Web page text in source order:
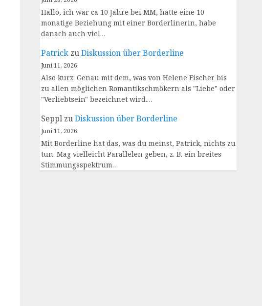
Hallo, ich war ca 10 Jahre bei MM, hatte eine 10
monatige Beziehung mit einer Borderlinerin, habe
danach auch viel…
PatrickzuDiskussion über Borderline
Juni 11, 2026
Also kurz: Genau mit dem, was von Helene Fischer bis
zu allen möglichen Romantikschmökern als "Liebe" oder
"Verliebtsein" bezeichnet wird.…
SepplzuDiskussion über Borderline
Juni 11, 2026
Mit Borderline hat das, was du meinst, Patrick, nichts zu
tun. Mag vielleicht Parallelen geben, z. B. ein breites
Stimmungsspektrum…